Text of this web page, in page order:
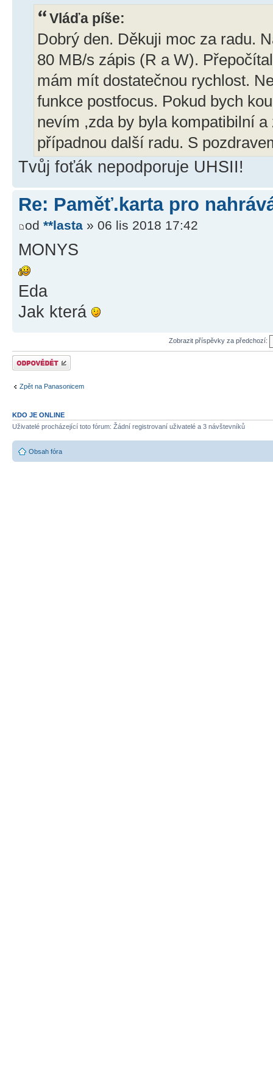
Vláďa píše:
Dobrý den. Děkuji moc za radu.
80 MB/s zápis (R a W).
mám mít dostatečnou rychlost.
funkce postfocus. Pokud bych
nevím ,zda by byla kompatibilní
případnou další radu. S
Tvůj foťák nepodporuje UHSII!
Re: Paměť.karta pro
od **lasta » 06 lis 2018 17:42
MONYS
Eda
Jak která
Zobrazit příspěvky za předchozí:
Odeslat odpověď
Zpět na Panasonicem
KDO JE ONLINE
Uživatelé procházející toto fórum: Žádní registrovaní uživatelé a 3 návštevníků
Obsah fóra